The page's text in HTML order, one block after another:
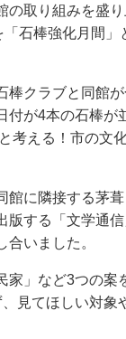
取り組みを盛
石棒強化月間
クラブと同館
が4本の石棒が
考える！市の文
に隣接する茅
する「文学通
いました。
」など3つの案
見てほしい対象